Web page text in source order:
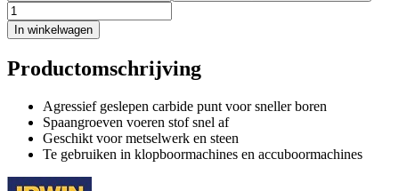
In winkelwagen
Productomschrijving
Agressief geslepen carbide punt voor sneller boren
Spaangroeven voeren stof snel af
Geschikt voor metselwerk en steen
Te gebruiken in klopboormachines en accuboormachines